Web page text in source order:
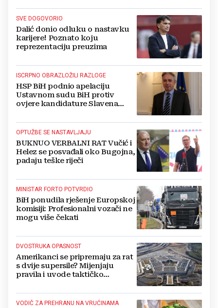
SVE DOGOVORIO
Dalić donio odluku o nastavku
karijere! Poznato koju
reprezentaciju preuzima
ISCRPNO OBRAZLOŽILI RAZLOGE
HSP BiH podnio apelaciju
Ustavnom sudu BiH protiv
ovjere kandidature Slavena
OPTUŽBE SE NASTAVLJAJU
BUKNUO VERBALNI RAT Vučić i
Helez se posvađali oko Bugojna,
padaju teške riječi
MINISTAR FORTO POTVRDIO
BiH ponudila rješenje Europskoj
komisiji: Profesionalni vozači ne
mogu više čekati
DVOSTRUKA OPASNOST
Amerikanci se pripremaju za rat
s dvije supersile? Mijenjaju
pravila i uvode taktičko
VODIČ ZA PREHRANU NA VRUĆINAMA